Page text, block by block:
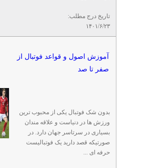
تاریخ درج مطلب:
۱۴۰۱/۶/۲۳
آموزش اصول و قواعد فوتبال از
صفر تا صد
بدون شک فوتبال یکی از محبوب ترین
ورزش ها در دنیاست و علاقه مندان
بسیاری در سرتاسر جهان دارد. در
صورتیکه قصد دارید یک فوتبالیست
حرفه ای ...